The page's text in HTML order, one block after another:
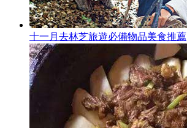
十一月去林芝旅遊必備物品美食推薦